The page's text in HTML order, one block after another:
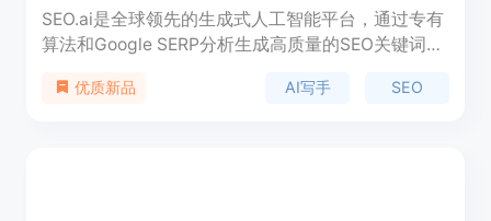
SEO.ai是全球领先的生成式人工智能平台，通过专有
算法和Google SERP分析生成高质量的SEO关键词研
升。支持50多种语言。立即免费试用！
优质新品 AI写手 SEO